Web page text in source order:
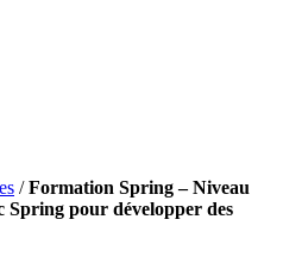
/Formation Spring – Niveau
Spring pour développer des